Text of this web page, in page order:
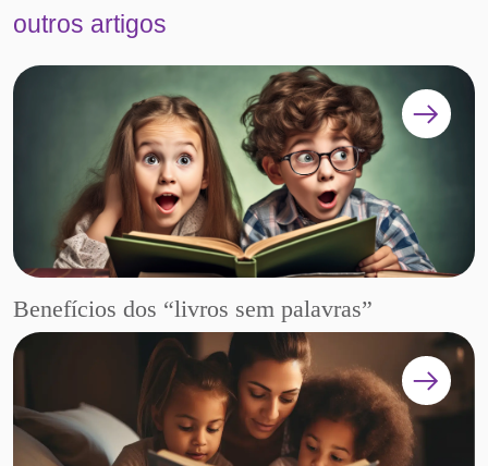
outros artigos
Benefícios dos “livros sem palavras”